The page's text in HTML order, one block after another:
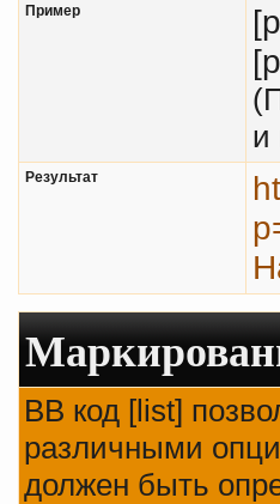
Пример
и
Результат
BB код [list]
различными
должен быть